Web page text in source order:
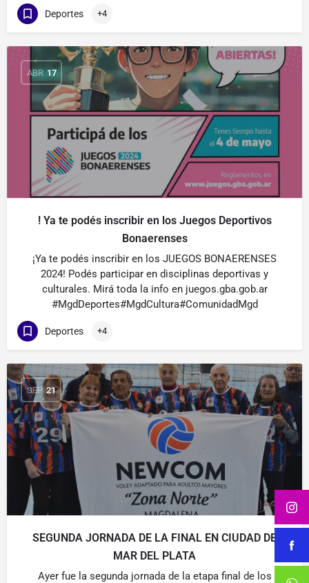
Deportes +4
ABR 17
! Ya te podés inscribir en los Juegos Deportivos
Bonaerenses
¡Ya te podés inscribir en los JUEGOS BONAERENSES
2024! Podés participar en disciplinas deportivas y
culturales. Mirá toda la info en juegos.gba.gob.ar
#MgdDeportes#MgdCultura#ComunidadMgd
Deportes +4
SEP 21
SEGUNDA JORNADA DE LA FINAL EN CIUDAD DE
MAR DEL PLATA
Ayer fue la segunda jornada de la etapa final de los